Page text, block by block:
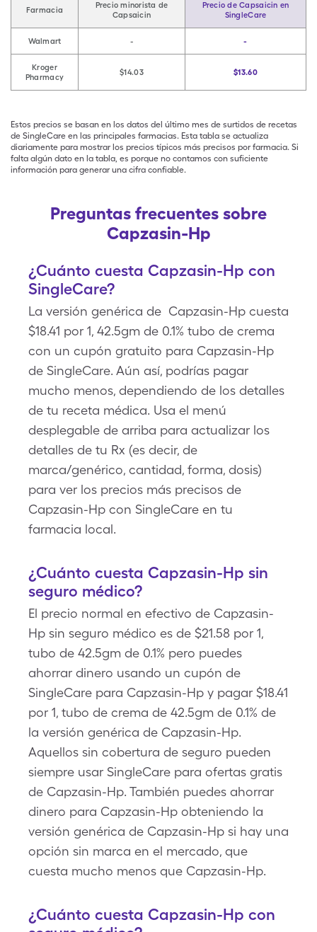
Farmacia
Precio minorista de
Capsaicin
Precio de Capsaicin en
SingleCare
Walmart - -
Kroger
Pharmacy
$14.03 $13.60
Estos precios se basan en los datos del último mes de surtidos de recetas
de SingleCare en las principales farmacias. Esta tabla se actualiza
diariamente para mostrar los precios típicos más precisos por farmacia. Si
falta algún dato en la tabla, es porque no contamos con suficiente
información para generar una cifra confiable.
Preguntas frecuentes sobre
Capzasin-Hp
¿Cuánto cuesta Capzasin-Hp con
SingleCare?
La versión genérica de Capzasin-Hp cuesta
$18.41 por 1, 42.5gm de 0.1% tubo de crema
con un cupón gratuito para Capzasin-Hp
de SingleCare. Aún así, podrías pagar
mucho menos, dependiendo de los detalles
de tu receta médica. Usa el menú
desplegable de arriba para actualizar los
detalles de tu Rx (es decir, de
marca/genérico, cantidad, forma, dosis)
para ver los precios más precisos de
Capzasin-Hp con SingleCare en tu
farmacia local.
¿Cuánto cuesta Capzasin-Hp sin
seguro médico?
El precio normal en efectivo de Capzasin-
Hp sin seguro médico es de $21.58 por 1,
tubo de 42.5gm de 0.1% pero puedes
ahorrar dinero usando un cupón de
SingleCare para Capzasin-Hp y pagar $18.41
por 1, tubo de crema de 42.5gm de 0.1% de
la versión genérica de Capzasin-Hp.
Aquellos sin cobertura de seguro pueden
siempre usar SingleCare para ofertas gratis
de Capzasin-Hp. También puedes ahorrar
dinero para Capzasin-Hp obteniendo la
versión genérica de Capzasin-Hp si hay una
opción sin marca en el mercado, que
cuesta mucho menos que Capzasin-Hp.
¿Cuánto cuesta Capzasin-Hp con